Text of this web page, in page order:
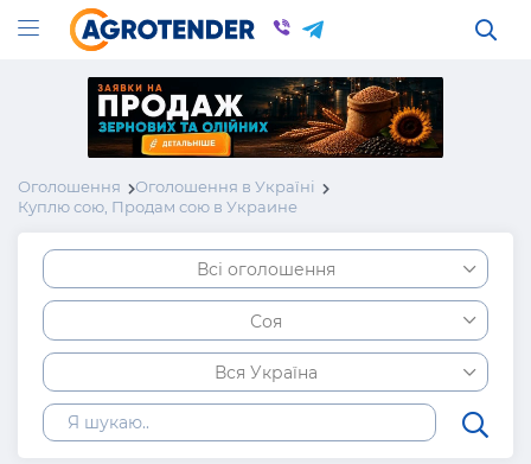
Оголошення
Оголошення в Україні
Куплю сою, Продам сою в Украине
Всі оголошення
Соя
Вся Україна